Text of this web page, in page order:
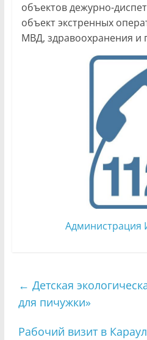
объектов дежурно-
объект экстренных
МВД, здравоохранения и
Администрация
← Детская
для пичужки»
Рабочий визит в